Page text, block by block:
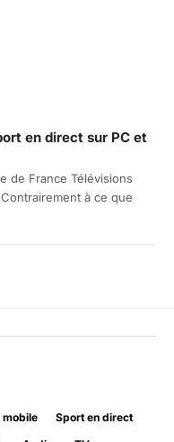
en direct sur PC et
de France Télévisions
à ce que
mobile
Sport en direct